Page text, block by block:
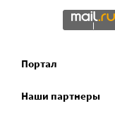
Портал
Наши партнеры